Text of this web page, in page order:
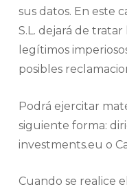
sus datos. En este
S.L. dejará de
legítimos
posibles
Podrá ejercitar
siguiente forma:
investments.eu o
Cuando se realice